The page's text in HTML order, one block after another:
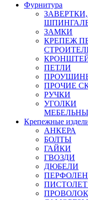
Фурнитура
ЗАМКИ
КРЕПЕЖ
ПЕТЛИ
ПРОЧИЕ
РУЧКИ
УГОЛКИ
Крепежные
АНКЕРА
БОЛТЫ
ГАЙКИ
ГВОЗДИ
ДЮБЕЛИ